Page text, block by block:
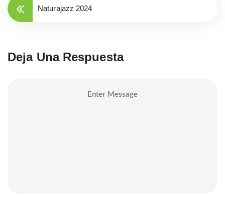
Naturajazz 2024
Deja Una Respuesta